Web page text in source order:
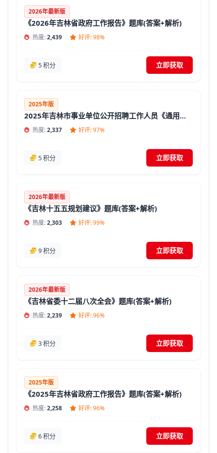
2026年最新版
《2026年吉林省政府工作报告》题库(答案+解析)
热度:2,439 好评: 98%
5 积分 立即获取
2025年版
2025年吉林市事业单位公开招聘工作人员《通用知识》真题试卷及答案【含解析】
热度:2,337 好评: 97%
5 积分 立即获取
2026年最新版
《吉林十五五规划建议》题库(答案+解析)
热度:2,303 好评: 99%
9 积分 立即获取
2026年最新版
《吉林省委十二届八次全会》题库(答案+解析)
热度:2,239 好评: 96%
3 积分 立即获取
2025年版
《2025年吉林省政府工作报告》题库(答案+解析)
热度:2,258 好评: 96%
6 积分 立即获取